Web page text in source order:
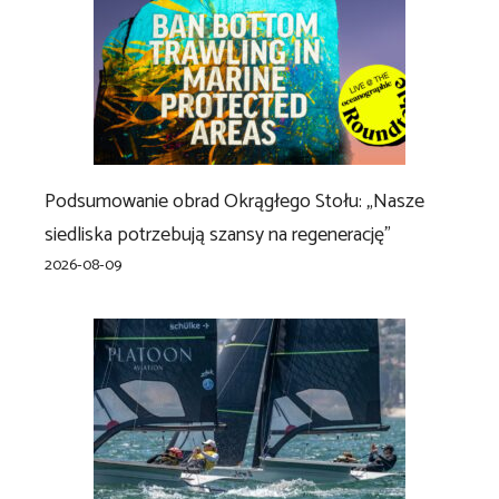
Podsumowanie obrad Okrągłego Stołu: „Nasze
siedliska potrzebują szansy na regenerację”
2026-08-09